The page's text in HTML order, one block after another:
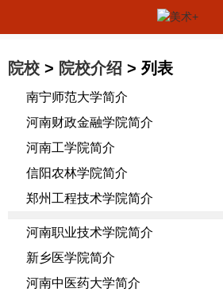
院校 > 院校介绍 > 列表
南宁师范大学简介
河南财政金融学院简介
河南工学院简介
信阳农林学院简介
郑州工程技术学院简介
河南职业技术学院简介
新乡医学院简介
河南中医药大学简介